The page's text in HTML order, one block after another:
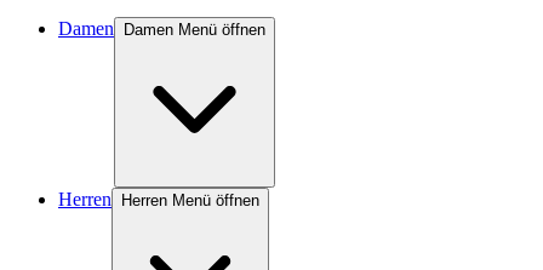
Damen Damen Menü öffnen
Herren Herren Menü öffnen